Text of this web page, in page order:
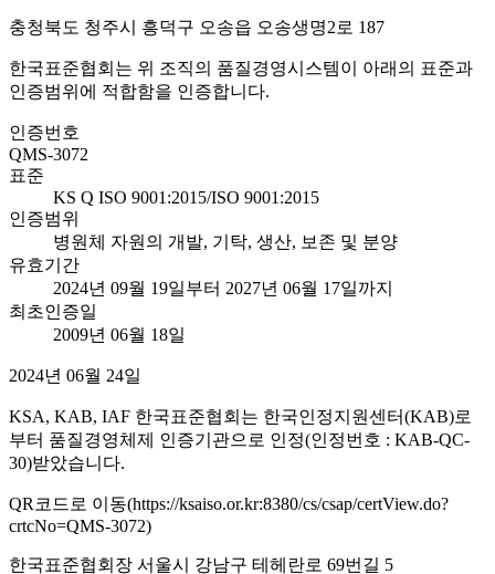
충청북도 청주시 흥덕구 오송읍 오송생명2로 187
한국표준협회는 위 조직의 품질경영시스템이 아래의 표준과
인증범위에 적합함을 인증합니다.
인증번호
QMS-3072
표준
KS Q ISO 9001:2015/ISO 9001:2015
인증범위
병원체 자원의 개발, 기탁, 생산, 보존 및 분양
유효기간
2024년 09월 19일부터 2027년 06월 17일까지
최초인증일
2009년 06월 18일
2024년 06월 24일
KSA, KAB, IAF 한국표준협회는 한국인정지원센터(KAB)로
부터 품질경영체제 인증기관으로 인정(인정번호 : KAB-QC-
30)받았습니다.
QR코드로 이동(https://ksaiso.or.kr:8380/cs/csap/certView.do?
crtcNo=QMS-3072)
한국표준협회장 서울시 강남구 테헤란로 69번길 5